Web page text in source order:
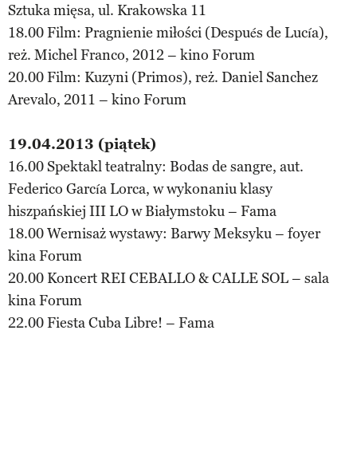
Sztuka mięsa, ul. Krakowska 11
18.00 Film: Pragnienie miłości (Después de Lucía),
reż. Michel Franco, 2012 – kino Forum
20.00 Film: Kuzyni (Primos), reż. Daniel Sanchez
Arevalo, 2011 – kino Forum
19.04.2013 (piątek)
16.00 Spektakl teatralny: Bodas de sangre, aut.
Federico García Lorca, w wykonaniu klasy
hiszpańskiej III LO w Białymstoku – Fama
18.00 Wernisaż wystawy: Barwy Meksyku – foyer
kina Forum
20.00 Koncert REI CEBALLO & CALLE SOL – sala
kina Forum
22.00 Fiesta Cuba Libre! – Fama